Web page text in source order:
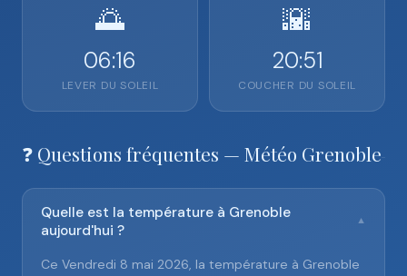
🌅
06:16
LEVER DU SOLEIL
🌇
20:51
COUCHER DU SOLEIL
❓ Questions fréquentes — Météo Grenoble
Quelle est la température à Grenoble
aujourd'hui ?
▼
Ce Vendredi 8 mai 2026, la température à Grenoble